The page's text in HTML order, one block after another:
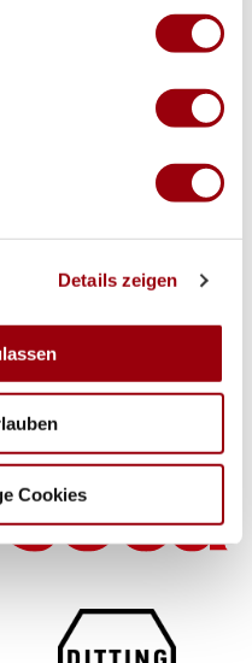
Lage erfassen,
nach bestimmten
Ihre Präferenzen im
soziale Medien anbieten
weiter. Unsere
möglicherweise mit
ihnen bereitgestellt
Nutzung der Dienste
Details zeigen
Cookies